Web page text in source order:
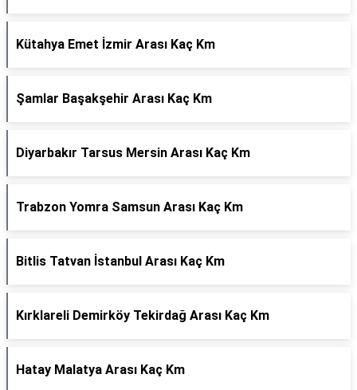
Kütahya Emet İzmir Arası Kaç Km
Şamlar Başakşehir Arası Kaç Km
Diyarbakır Tarsus Mersin Arası Kaç Km
Trabzon Yomra Samsun Arası Kaç Km
Bitlis Tatvan İstanbul Arası Kaç Km
Kırklareli Demirköy Tekirdağ Arası Kaç Km
Hatay Malatya Arası Kaç Km